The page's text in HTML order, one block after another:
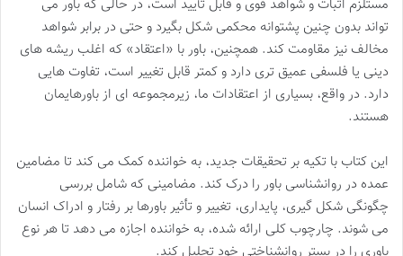
مستلزم اثبات و شواهد قوی و قابل تأیید است، در حالی که باور می
تواند بدون چنین پشتوانه محکمی شکل بگیرد و حتی در برابر شواهد
مخالف نیز مقاومت کند. همچنین، باور با «اعتقاد» که اغلب ریشه های
دینی یا فلسفی عمیق تری دارد و کمتر قابل تغییر است، تفاوت هایی
دارد. در واقع، بسیاری از اعتقادات ما، زیرمجموعه ای از باورهایمان
هستند.
این کتاب با تکیه بر تحقیقات جدید، به خواننده کمک می کند تا مضامین
عمده در روانشناسی باور را درک کند. مضامینی که شامل بررسی
چگونگی شکل گیری، پایداری، تغییر و تأثیر باورها بر رفتار و ادراک انسان
می شوند. چارچوب کلی ارائه شده، به خواننده اجازه می دهد تا هر نوع